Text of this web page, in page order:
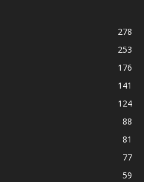
278
253
176
141
124
88
81
77
59